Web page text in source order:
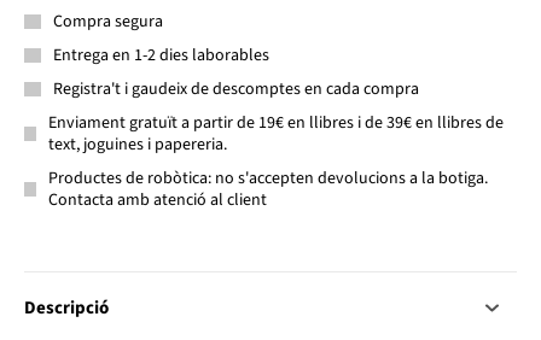
Compra segura
Entrega en 1-2 dies laborables
Registra't i gaudeix de descomptes en cada compra
Enviament gratuït a partir de 19€ en llibres i de 39€ en llibres de
text, joguines i papereria.
Productes de robòtica: no s'accepten devolucions a la botiga.
Contacta amb atenció al client
Descripció